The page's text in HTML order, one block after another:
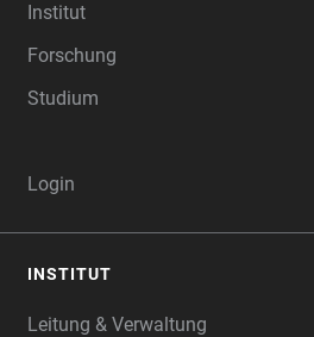
Institut
Forschung
Studium
Login
INSTITUT
Leitung & Verwaltung